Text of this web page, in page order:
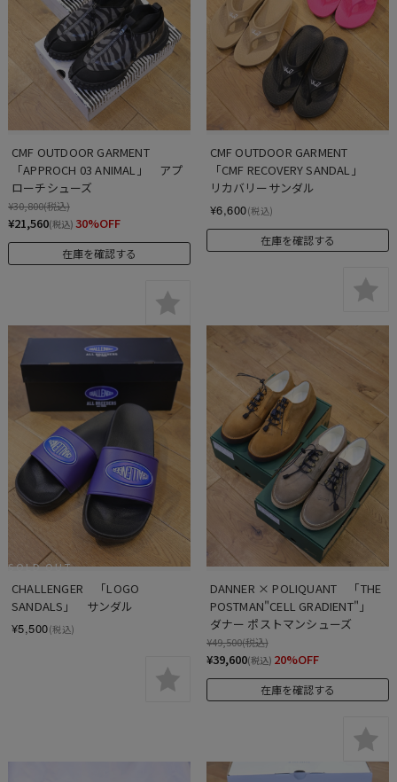
CMF OUTDOOR GARMENT
「APPROCH 03 ANIMAL」　アプ
ローチシューズ
¥30,800(税込)
¥21,560(税込) 30%OFF
在庫を確認する
CMF OUTDOOR GARMENT
「CMF RECOVERY SANDAL」
リカバリーサンダル
¥6,600(税込)
在庫を確認する
SOLD OUT
CHALLENGER　「LOGO
SANDALS」　サンダル
¥5,500(税込)
DANNER × POLIQUANT　「THE
POSTMAN"CELL GRADIENT"」
ダナー ポストマンシューズ
¥49,500(税込)
¥39,600(税込) 20%OFF
在庫を確認する